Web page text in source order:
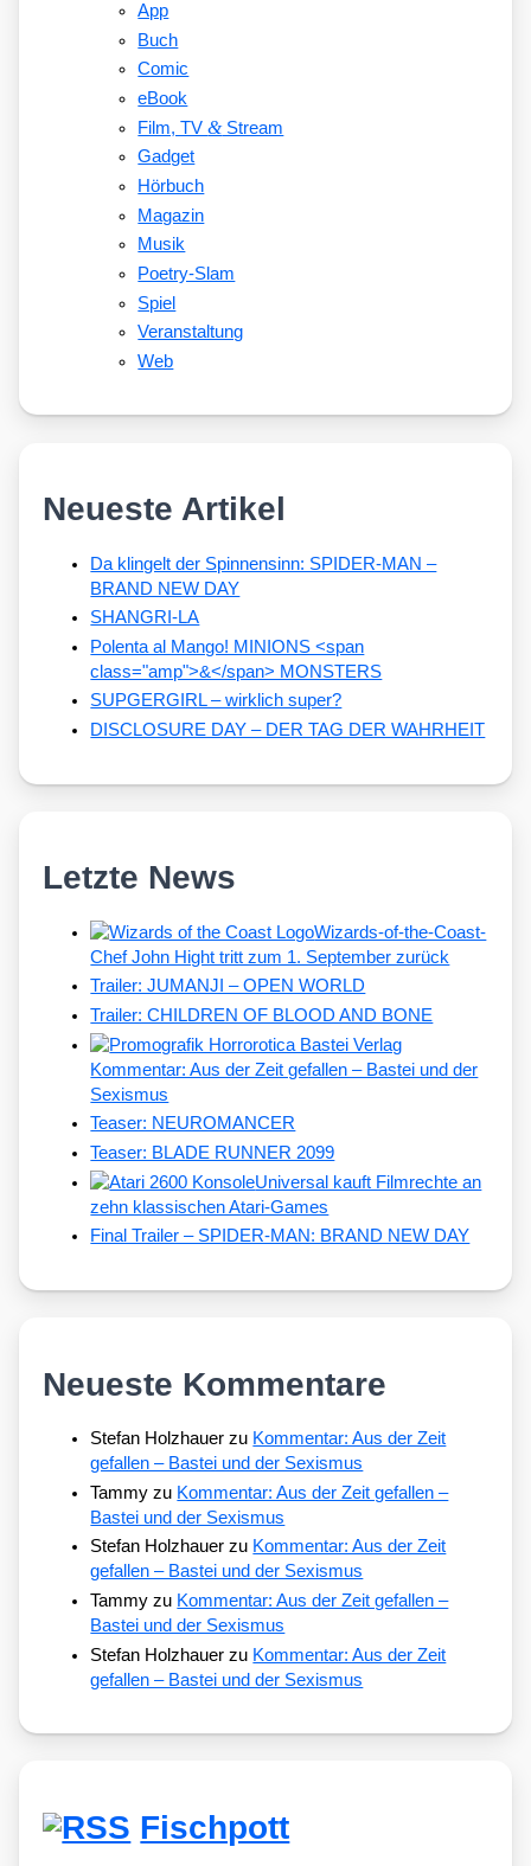
App
Buch
Comic
eBook
Film, TV&Stream
Gadget
Hörbuch
Magazin
Musik
Poetry-Slam
Spiel
Veranstaltung
Web
Neueste Artikel
Da klingelt der Spinnensinn: SPIDER-MAN –
BRAND NEW DAY
SHANGRI-LA
Polenta al Mango! MINIONS <span
class="amp">&</span> MONSTERS
SUPGERGIRL – wirklich super?
DISCLOSURE DAY – DER TAG DER WAHRHEIT
Letzte News
Wizards-of-the-Coast-
Chef John Hight tritt zum 1. September zurück
Trailer: JUMANJI – OPEN WORLD
Trailer: CHILDREN OF BLOOD AND BONE
Kommentar: Aus der Zeit gefallen – Bastei und der
Sexismus
Teaser: NEUROMANCER
Teaser: BLADE RUNNER 2099
Universal kauft Filmrechte an
zehn klassischen Atari-Games
Final Trailer – SPIDER-MAN: BRAND NEW DAY
Neueste Kommentare
Stefan Holzhauer zu Kommentar: Aus der Zeit
gefallen – Bastei und der Sexismus
Tammy zu Kommentar: Aus der Zeit gefallen –
Bastei und der Sexismus
Stefan Holzhauer zu Kommentar: Aus der Zeit
gefallen – Bastei und der Sexismus
Tammy zu Kommentar: Aus der Zeit gefallen –
Bastei und der Sexismus
Stefan Holzhauer zu Kommentar: Aus der Zeit
gefallen – Bastei und der Sexismus
Fischpott